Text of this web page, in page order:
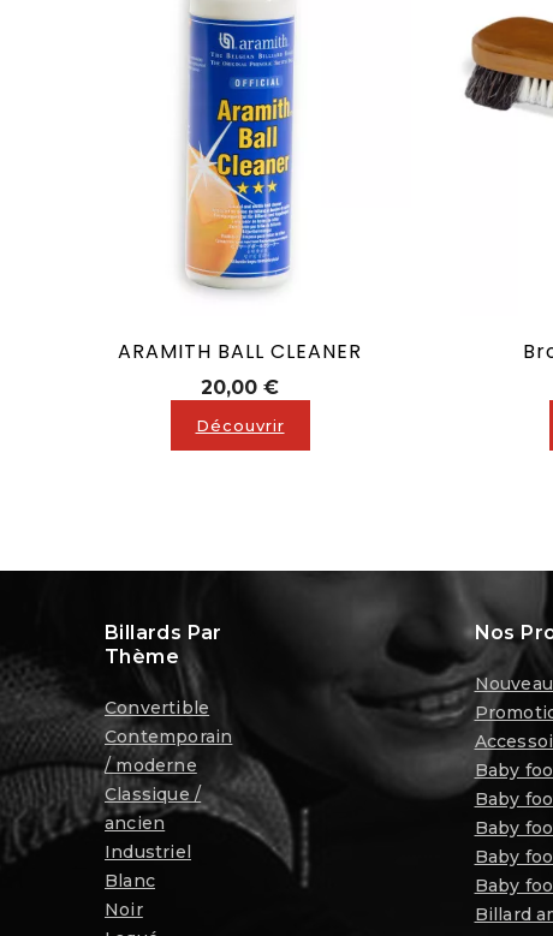
ARAMITH BALL CLEANER
20,00 €Prix
Découvrir
Billards Par
Thème
Convertible
Contemporain
/ moderne
Classique /
ancien
Industriel
Blanc
Noir
Nos
Baby
Baby
Baby
Baby
Baby
Billard